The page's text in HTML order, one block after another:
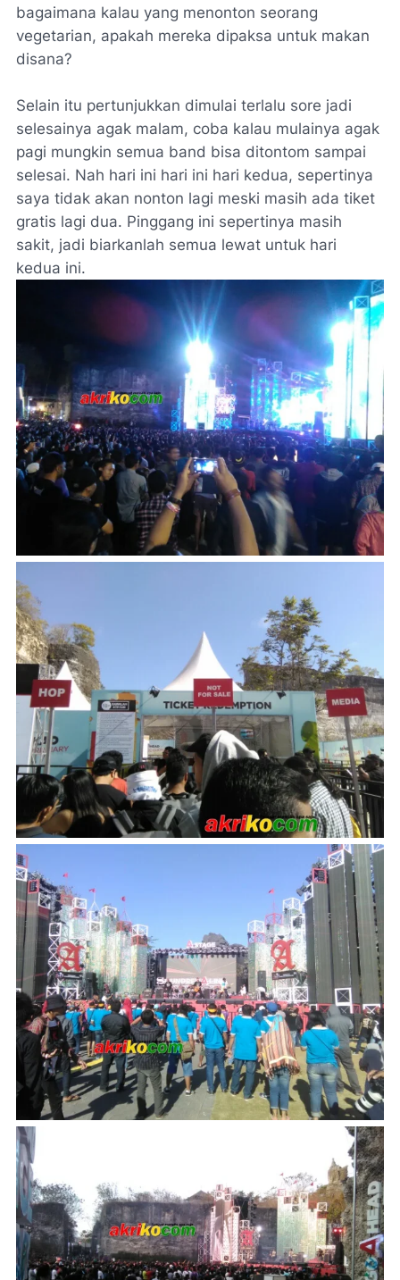
bagaimana kalau yang menonton seorang
vegetarian, apakah mereka dipaksa untuk makan
disana?
Selain itu pertunjukkan dimulai terlalu sore jadi
selesainya agak malam, coba kalau mulainya agak
pagi mungkin semua band bisa ditontom sampai
selesai. Nah hari ini hari ini hari kedua, sepertinya
saya tidak akan nonton lagi meski masih ada tiket
gratis lagi dua. Pinggang ini sepertinya masih
sakit, jadi biarkanlah semua lewat untuk hari
kedua ini.